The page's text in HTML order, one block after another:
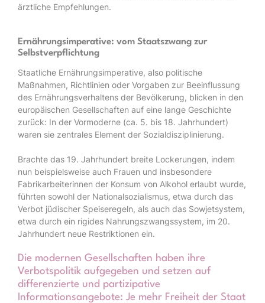
ärztliche Empfehlungen.
Ernährungsimperative: vom Staatszwang zur
Selbstverpflichtung
Staatliche Ernährungsimperative, also politische
Maßnahmen, Richtlinien oder Vorgaben zur Beeinflussung
des Ernährungsverhaltens der Bevölkerung, blicken in den
europäischen Gesellschaften auf eine lange Geschichte
zurück: In der Vormoderne (ca. 5. bis 18. Jahrhundert)
waren sie zentrales Element der Sozialdisziplinierung.
Brachte das 19. Jahrhundert breite Lockerungen, indem
nun beispielsweise auch Frauen und insbesondere
Fabrikarbeiterinnen der Konsum von Alkohol erlaubt wurde,
führten sowohl der Nationalsozialismus, etwa durch das
Verbot jüdischer Speiseregeln, als auch das Sowjetsystem,
etwa durch ein rigides Nahrungszwangssystem, im 20.
Jahrhundert neue Restriktionen ein.
Die modernen Gesellschaften haben ihre
Verbotspolitik aufgegeben und setzen auf
differenzierte und partizipative
Informationsangebote: Je mehr Freiheit der Staat